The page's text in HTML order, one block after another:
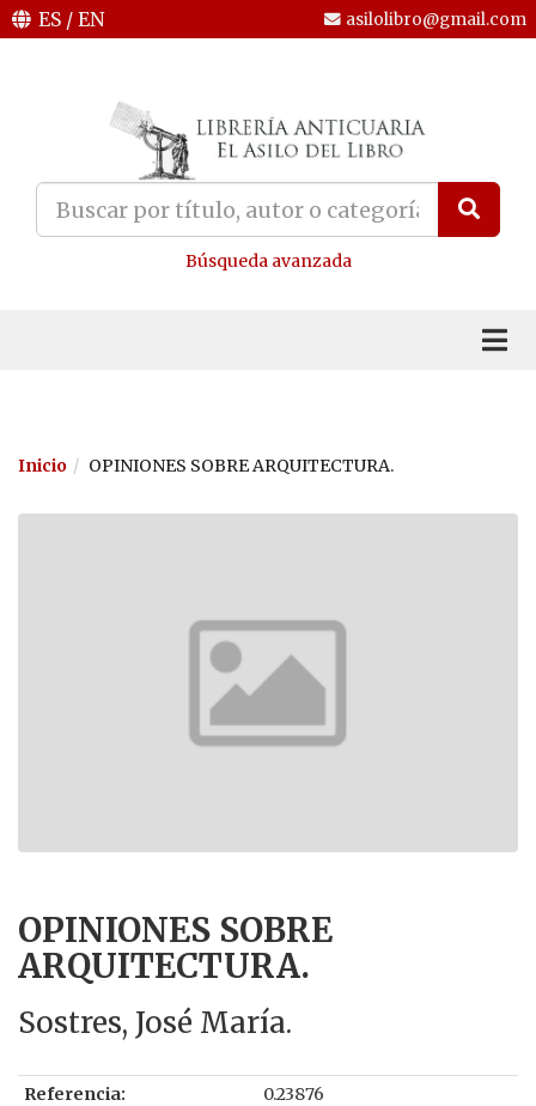
ES / EN asilolibro@gmail.com
Búsqueda avanzada
Inicio OPINIONES SOBRE ARQUITECTURA.
OPINIONES SOBRE
ARQUITECTURA.
Sostres, José María.
Referencia: 0.23876